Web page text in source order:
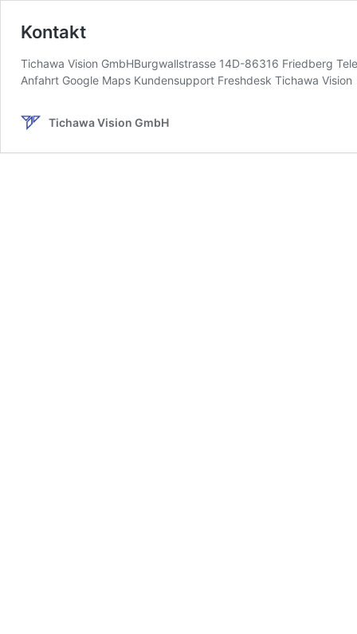
Kontakt
Tichawa Vision GmbHBurgwallstrasse 14D-86316 Friedberg
Anfahrt Google Maps Kundensupport Freshdesk Tichawa Vision
Tichawa Vision GmbH